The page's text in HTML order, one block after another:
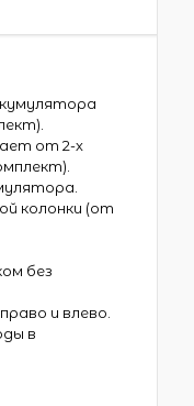
от 2-х
колонки (от
без
и влево.
в